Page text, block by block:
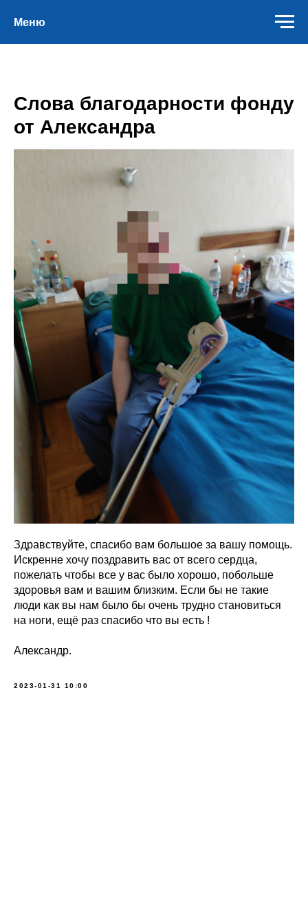
Меню
Слова благодарности фонду
от Александра
Здравствуйте, спасибо вам большое за вашу помощь.
Искренне хочу поздравить вас от всего сердца,
пожелать чтобы все у вас было хорошо, побольше
здоровья вам и вашим близким. Если бы не такие
люди как вы нам было бы очень трудно становиться
на ноги, ещё раз спасибо что вы есть !
Александр.
2023-01-31 10:00